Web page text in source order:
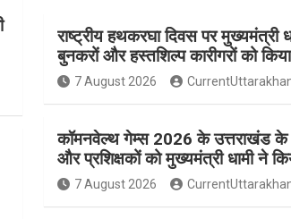
e
b
o
o
t
a
g
r
t
e
r
e
राष्ट्रीय हथकरघा दिवस पर मुख्यमंत्री
बुनकरों और हस्तशिल्प कारीगरों को
7 August 2026
कॉमनवेल्थ गेम्स 2026 के उत्तराखंड
और प्रशिक्षकों को मुख्यमंत्री धामी ने
7 August 2026